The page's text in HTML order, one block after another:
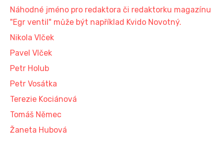
Náhodné jméno pro redaktora či redaktorku magazínu
"Egr ventil" může být například Kvido Novotný.
Nikola Vlček
Pavel Vlček
Petr Holub
Petr Vosátka
Terezie Kociánová
Tomáš Němec
Žaneta Hubová